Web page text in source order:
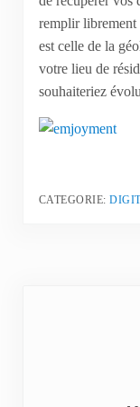
remplir librement
est celle de la
votre lieu de
souhaiteriez
CATEGORIE: